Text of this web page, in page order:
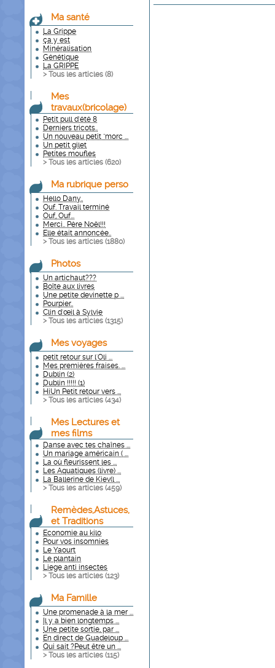
Ma santé
La Grippe
ça y est
Minéralisation
Génétique
La GRIPPE
> Tous les articles (8)
Mes
travaux(bricolage)
Petit pull d'été 8
Derniers tricots..
Un nouveau petit "morc ...
Un petit gilet
Petites moufles
> Tous les articles (620)
Ma rubrique perso
Hello Dany..
Ouf. Travail terminé
Ouf, Ouf...
Merci.. Père Noël!!!
Elle était annoncée..
> Tous les articles (1880)
Photos
Un artichaut???
Boîte aux livres
Une petite devinette p ...
Pourpier..
Clin d'œil à Sylvie
> Tous les articles (1315)
Mes voyages
petit retour sur l'Oli ...
Mes premières fraises. ...
Dublin (2)
Dublin !!!!! (1)
HiUn Petit retour vers ...
> Tous les articles (434)
Mes Lectures et
mes films
Danse avec tes chaînes ...
Un mariage américain ( ...
La où fleurissent les ...
Les Aquatiques (livre) ...
La Ballerine de Kiev(l ...
> Tous les articles (459)
Remèdes,Astuces,
et Traditions
Economie au kilo
Pour vos insomnies
Le Yaourt
Le plantain
Liege anti insectes
> Tous les articles (123)
Ma Famille
Une promenade à la mer ...
Il y a bien longtemps ...
Une petite sortie, par ...
En direct de Guadeloup ...
Qui sait ?Peut être un ...
> Tous les articles (115)